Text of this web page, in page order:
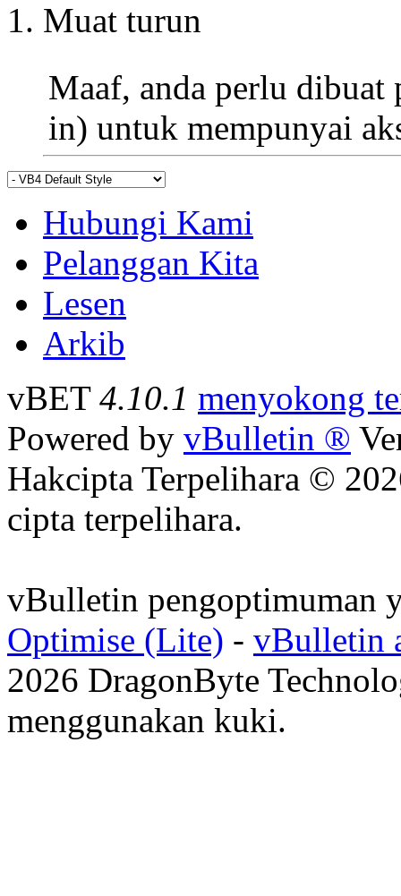
Muat turun
Maaf, anda perlu dibuat
in) untuk mempunyai
Hubungi Kami
Pelanggan Kita
Lesen
Arkib
vBET 4.10.1 menyokong
Powered by vBulletin ®
Hakcipta Terpelihara ©
cipta terpelihara.
vBulletin pengoptimuman
Optimise (Lite) - vBulletin
2026 DragonByte
menggunakan kuki.